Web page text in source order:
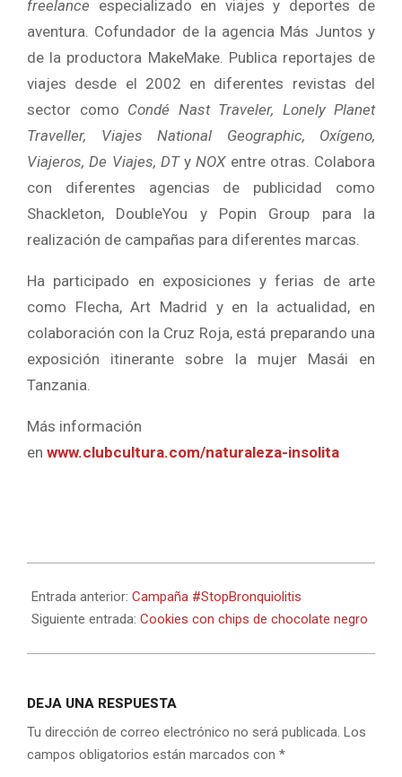
freelance especializado en viajes y deportes de
aventura. Cofundador de la agencia Más Juntos y
de la productora MakeMake. Publica reportajes de
viajes desde el 2002 en diferentes revistas del
sector como Condé Nast Traveler, Lonely Planet
Traveller, Viajes National Geographic, Oxígeno,
Viajeros, De Viajes, DT yNOX entre otras. Colabora
con diferentes agencias de publicidad como
Shackleton, DoubleYou y Popin Group para la
realización de campañas para diferentes marcas.
Ha participado en exposiciones y ferias de arte
como Flecha, Art Madrid y en la actualidad, en
colaboración con la Cruz Roja, está preparando una
exposición itinerante sobre la mujer Masái en
Tanzania.
Más información
en www.clubcultura.com/naturaleza-insolita
09-
22
Entrada anterior: Campaña #StopBronquiolitis
Siguiente entrada: Cookies con chips de chocolate negro
DEJA UNA RESPUESTA
Tu dirección de correo electrónico no será publicada. Los
campos obligatorios están marcados con *